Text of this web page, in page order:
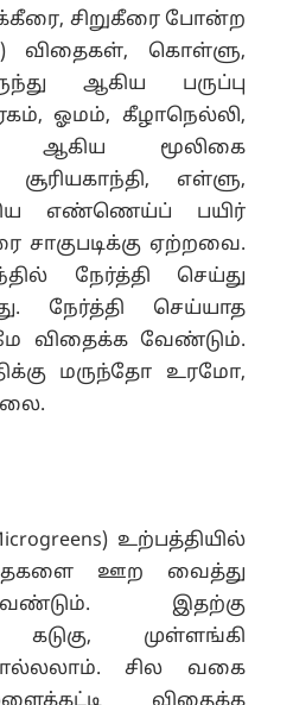
சிறுகீரை போன்ற
விதைகள், கொள்ளு,
ஆகிய பருப்பு
ஓமம், கீழாநெல்லி,
ஆகிய மூலிகை
எள்ளு,
எண்ணெய்ப் பயிர்
சாகுபடிக்கு ஏற்றவை.
நேர்த்தி செய்து
நேர்த்தி செய்யாத
விதைக்க வேண்டும்.
மருந்தோ உரமோ,
உற்பத்தியில்
ஊற வைத்து
இதற்கு
கடுகு, முள்ளங்கி
சில வகை